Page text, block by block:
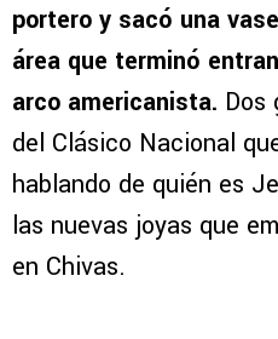
portero y sacó una
área que terminó
arco americanista. Dos
del Clásico Nacional
hablando de quién es
las nuevas joyas que
en Chivas.